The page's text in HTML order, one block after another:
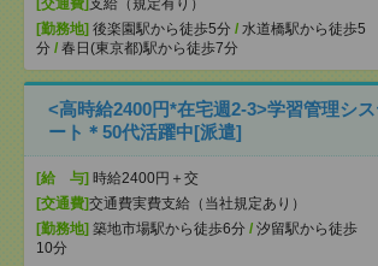
[交通費]支給（規定有り）
[勤務地] 後楽園駅から徒歩5分 / 水道橋駅から徒歩5
分 / 春日(東京都)駅から徒歩7分
<高時給2400円*在宅週2-3>学習管理シ
ート＊50代活躍中[派遣]
[給 与] 時給2400円＋交
[交通費]交通費実費支給（当社規定あり）
[勤務地] 築地市場駅から徒歩6分 / 汐留駅から徒歩
10分